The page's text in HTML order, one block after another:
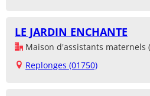
LE JARDIN ENCHANTE
Maison d'assistants maternels
Replonges (01750)